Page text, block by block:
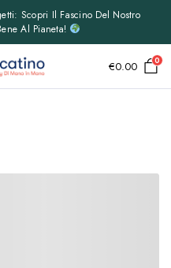
Scopri Il Fascino Del Nostro
Al Pianeta!
€0.00 0